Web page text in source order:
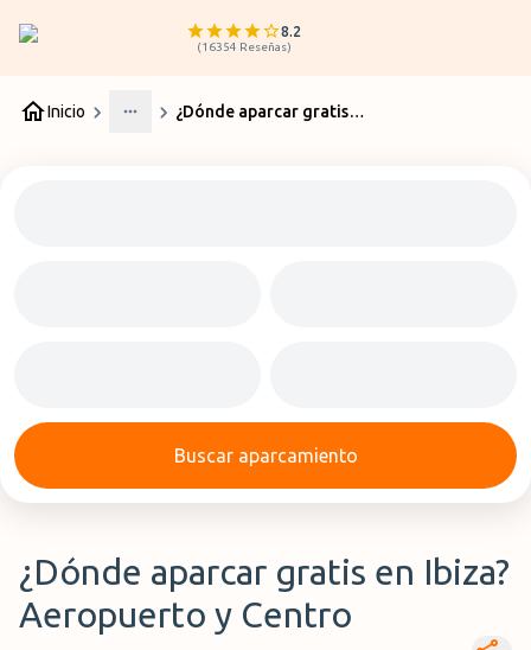
8.2
(16354 Reseñas)
Inicio
More
¿Dónde aparcar gratis en Ibiza? Aeropuerto y Centro
Buscar aparcamiento
¿Dónde aparcar gratis en Ibiza?
Aeropuerto y Centro